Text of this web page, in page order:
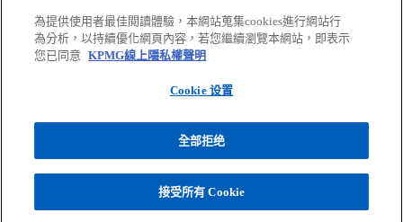
掌握趨勢
在
籤
在
標
籤
中
啟
新
標
籤
中
啟
籤
籤
隱私權無障礙瀏覽
© 2026 安侯建業聯合會計師事務所，係中華民國法律下之合夥組織暨與
更多有關 KPMG 全球組織架構之詳細資訊，請
https://kpmg.com/governance在
.
為提供使用者最佳閱讀體驗，本網站蒐集cookies進行網站行
為分析，以持續優化網頁內容，若您繼續瀏覽本網站，即表示
您已同意
KPMG線上隱私權聲明
Cookie 设置
全部拒绝
接受所有 Cookie